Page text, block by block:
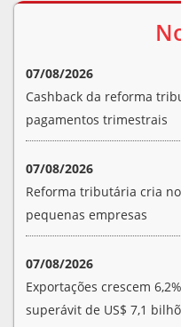
07/08/2026
Cashback da reforma
pagamentos trimestrais
07/08/2026
Reforma tributária cria
pequenas empresas
07/08/2026
Exportações crescem
superávit de US$ 7,1